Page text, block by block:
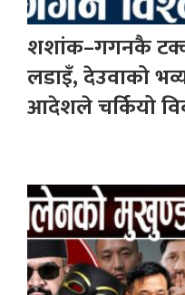
शशांक–गगनकै
लडाइँ, देउवाको
आदेशले चर्कियो